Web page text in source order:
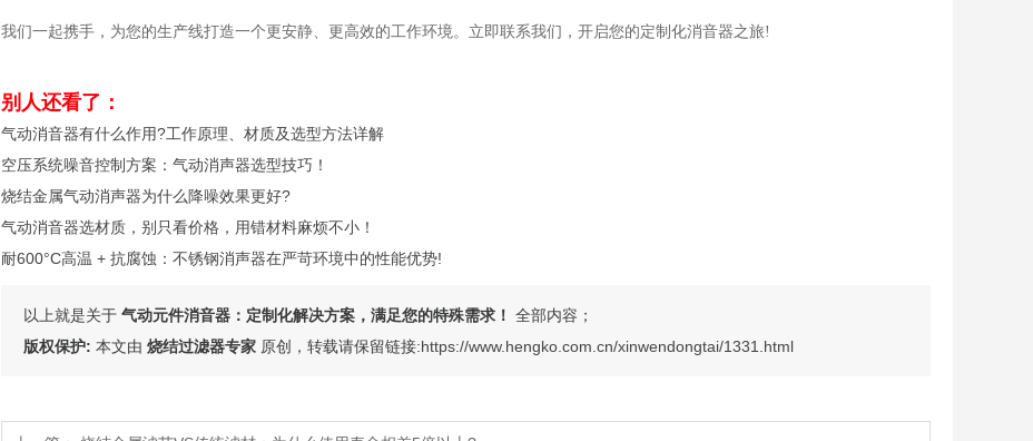
我们一起携手，为您的生产线打造一个更安静、更高效的工作环境。立即联系我们，开启您的定制化消音器之旅!
别人还看了：
气动消音器有什么作用?工作原理、材质及选型方法详解
空压系统噪音控制方案：气动消声器选型技巧！
烧结金属气动消声器为什么降噪效果更好?
气动消音器选材质，别只看价格，用错材料麻烦不小！
耐600°C高温 + 抗腐蚀：不锈钢消声器在严苛环境中的性能优势‌!
以上就是关于 气动元件消音器：定制化解决方案，满足您的特殊需求！ 全部内容；
版权保护: 本文由 烧结过滤器专家 原创，转载请保留链接:https://www.hengko.com.cn/xinwendongtai/1331.html